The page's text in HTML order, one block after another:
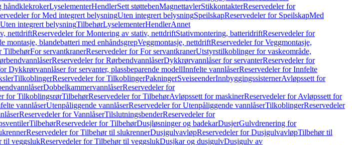
håndklekrokerLyselementerHendlerSett støttebenMagnettavlerStikkontakterReservedeler for
for Med integrert belysningUten integrert belysningSpeilskapReservedeler for SpeilskapMed
integrert belysningTilbehørLyselementerHendlerAnnet
nettdriftReservedeler for Montering av stativ, nettdriftStativmontering, batteridriftReservedeler for
montasje, blandebatteri med enhåndsgrepVeggmontasje, nettdriftReservedeler for Veggmontasje,
TilbehørFor servantkranerReservedeler for For servantkranerUtstyrstilkoblinger for vaskeområde,
Reservedeler for RørbendvannlåserDykkrørvannlåser for servanterReservedeler for
Dykkrørvannlåser for servanter, plassbeparende modellInnfelte vannlåserReservedeler for Innfelte
TilkoblingerReservedeler for TilkoblingerPakningerSveiseenderInnbyggingssisternerAvløpssett for
DobbelkammervannlåserReservedeler for
for TilkoblingsrørTilbehørReservedeler for TilbehørAvløpssett for maskinerReservedeler for Avløpssett for
vannlåserUtenpåliggende vannlåserReservedeler for Utenpåliggende vannlåserTilkoblingerReservedeler
Reservedeler for VannlåserTilslutningsbenderReservedeler for
TilbehørReservedeler for TilbehørDusjløsninger og badekarDusjerGulvdrenering for
Reservedeler for Tilbehør til slukrennerDusjgulvavløpReservedeler for DusjgulvavløpTilbehør til
til veggslukReservedeler for Tilbehør til veggslukDusjkar og dusjgulvDusjgulv av